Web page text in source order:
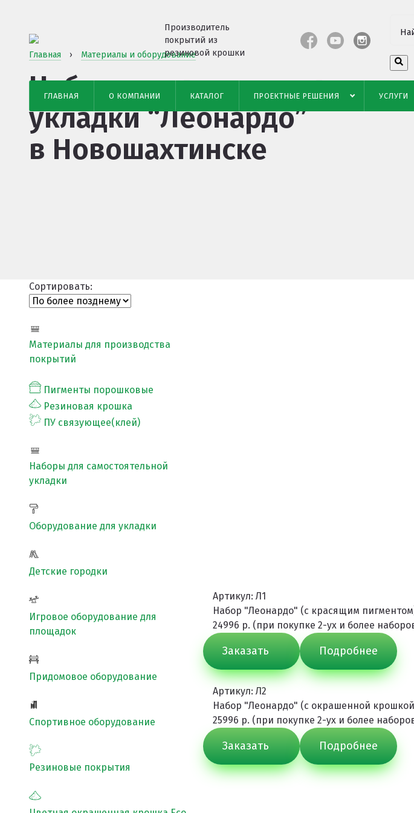
Производитель
покрытий из
резиновой крошки
ГЛАВНАЯ О КОМПАНИИ КАТАЛОГ ПРОЕКТНЫЕ РЕШЕНИЯ УСЛУГИ
ПРОЕКТНЫЕ РЕШЕНИЯ СПОРТИВНЫХ ПЛОЩАДОК
ПРОЕКТНЫЕ РЕШЕНИЯ ДЕТСКИХ ПЛОЩАДОК
ПРОЕКТНЫЕ РЕШЕНИЯ ПРОФЕССИОНАЛЬНЫХ БЕГОВЫХ ДОРОЖЕК
Решение компании “Экополис” под Приказ №1134
Антискользящее покрытие для бассейна
Покрытие для отмостки
Покрытия детских площадок
Покрытия для спортивных площадок
Универсальные антискользящие покрытия
Резиновая брусчатка
Резиновый бордюр
Рулонное резиновое покрытие
Каменный ковер
Главная › Материалы и оборудование
Наборы для
укладки “Леонардо”
в Новошахтинске
Сортировать:
Материалы для производства
покрытий
Пигменты порошковые
Резиновая крошка
ПУ связующее(клей)
Наборы для самостоятельной
укладки
Оборудование для укладки
Детские городки
Игровое оборудование для
площадок
Придомовое оборудование
Спортивное оборудование
Резиновые покрытия
Артикул: Л1
Набор "Леонардо" (с красящим
24996 р. (при покупке 2-ух и более
Заказать Подробнее
Артикул: Л2
Набор "Леонардо" (с окрашенной крошкой
25996 р. (при покупке 2-ух и более
Заказать Подробнее